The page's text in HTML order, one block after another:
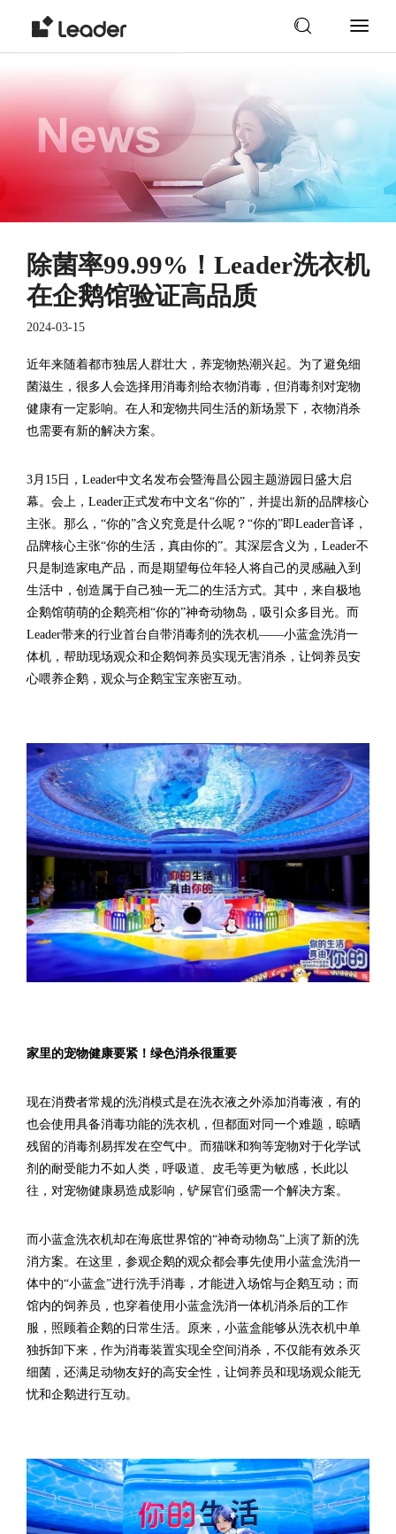
除菌率99.99%！Leader洗衣机
在企鹅馆验证高品质
2024-03-15
近年来随着都市独居人群壮大，养宠物热潮兴起。为了避免细
菌滋生，很多人会选择用消毒剂给衣物消毒，但消毒剂对宠物
健康有一定影响。在人和宠物共同生活的新场景下，衣物消杀
也需要有新的解决方案。
3月15日，Leader中文名发布会暨海昌公园主题游园日盛大启
幕。会上，Leader正式发布中文名“你的”，并提出新的品牌核心
主张。那么，“你的”含义究竟是什么呢？“你的”即Leader音译，
品牌核心主张“你的生活，真由你的”。其深层含义为，Leader不
只是制造家电产品，而是期望每位年轻人将自己的灵感融入到
生活中，创造属于自己独一无二的生活方式。其中，来自极地
企鹅馆萌萌的企鹅亮相“你的”神奇动物岛，吸引众多目光。而
Leader带来的行业首台自带消毒剂的洗衣机——小蓝盒洗消一
体机，帮助现场观众和企鹅饲养员实现无害消杀，让饲养员安
心喂养企鹅，观众与企鹅宝宝亲密互动。
家里的宠物健康要紧！绿色消杀很重要
现在消费者常规的洗消模式是在洗衣液之外添加消毒液，有的
也会使用具备消毒功能的洗衣机，但都面对同一个难题，晾晒
残留的消毒剂易挥发在空气中。而猫咪和狗等宠物对于化学试
剂的耐受能力不如人类，呼吸道、皮毛等更为敏感，长此以
往，对宠物健康易造成影响，铲屎官们亟需一个解决方案。
而小蓝盒洗衣机却在海底世界馆的“神奇动物岛”上演了新的洗
消方案。在这里，参观企鹅的观众都会事先使用小蓝盒洗消一
体中的“小蓝盒”进行洗手消毒，才能进入场馆与企鹅互动；而
馆内的饲养员，也穿着使用小蓝盒洗消一体机消杀后的工作
服，照顾着企鹅的日常生活。原来，小蓝盒能够从洗衣机中单
独拆卸下来，作为消毒装置实现全空间消杀，不仅能有效杀灭
细菌，还满足动物友好的高安全性，让饲养员和现场观众能无
忧和企鹅进行互动。